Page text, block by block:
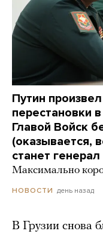
Путин
перестановки
Главой Войск
(оказывается,
станет
Максимально
НОВОСТИ день назад
В Грузии снова